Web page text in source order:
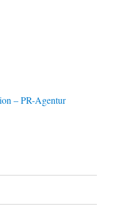
– PR-Agentur